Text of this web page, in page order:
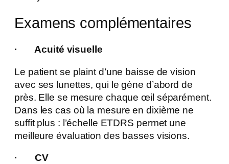
Examens complémentaires
· Acuité visuelle
Le patient se plaint d’une baisse de vision
avec ses lunettes, qui le gène d’abord de
près. Elle se mesure chaque œil séparément.
Dans les cas où la mesure en dixième ne
suffit plus : l’échelle ETDRS permet une
meilleure évaluation des basses visions.
· CV